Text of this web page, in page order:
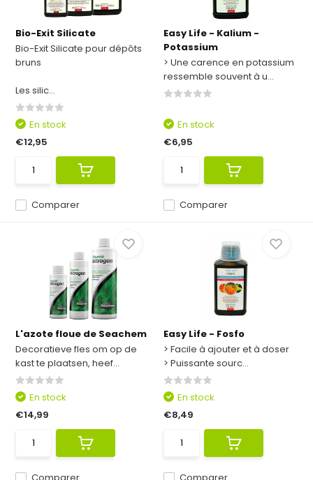
Bio-Exit Silicate
Bio-Exit Silicate pour dépôts
bruns
Les silic...
Comparer
En stock
€12,95
Easy Life - Kalium -
Potassium
> Une carence en potassium
ressemble souvent à u...
Comparer
En stock
€6,95
L'azote floue de Seachem
Decoratieve fles om op de
kast te plaatsen, heef...
En stock
€14,99
Easy Life - Fosfo
> Facile à ajouter et à doser
> Puissante sourc...
En stock
€8,49